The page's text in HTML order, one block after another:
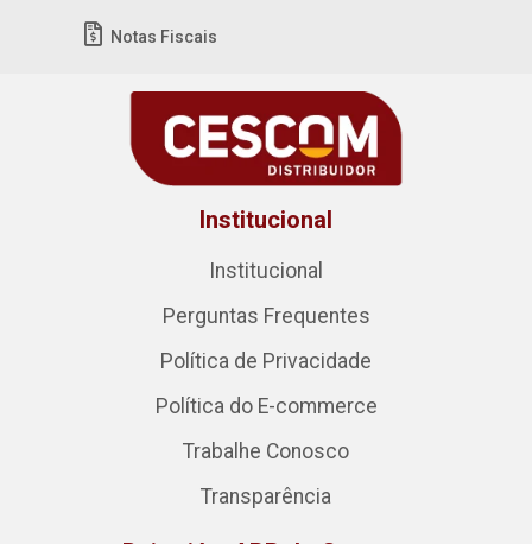
Notas Fiscais
Institucional
Institucional
Perguntas Frequentes
Política de Privacidade
Política do E-commerce
Trabalhe Conosco
Transparência